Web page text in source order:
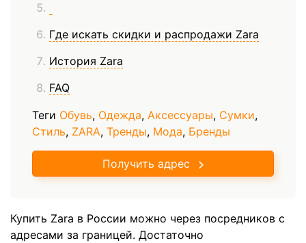
Где искать скидки и распродажи Zara
История Zara
FAQ
Теги Обувь, Одежда, Аксессуары, Сумки,
Стиль, ZARA, Тренды, Мода, Бренды
Получить адрес
Купить Zara в России можно через посредников с
адресами за границей. Достаточно